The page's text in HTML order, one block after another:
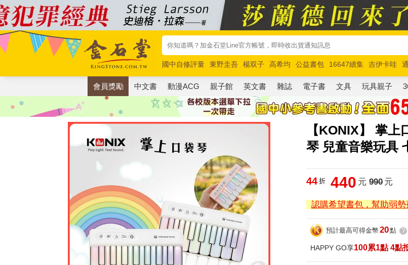
國中自修評量 東野圭吾 楊双子 高希均 公益書包 16647續集 吉伊卡哇
唯紅花綻放
奧德賽 路邊攤新作 馬斯克 玩具總動員5 超慢跑
會員獎勵 中文書 動漫ACG 親子館 英文書 雜誌 電子書 文具 玩具親子
【KONIX】 掌
琴 兒童音樂玩具
44 折 440 元 990元
認購希望書包，幫助弱勢
預計最高可得金幣 20點 ?
HAPPY GO享100累1點 4點